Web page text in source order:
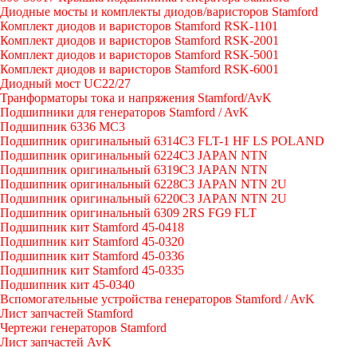
Диодные мосты и комплекты диодов/варисторов Stamford
Комплект диодов и варисторов Stamford RSK-1101
Комплект диодов и варисторов Stamford RSK-2001
Комплект диодов и варисторов Stamford RSK-5001
Комплект диодов и варисторов Stamford RSK-6001
Диодный мост UC22/27
Транформаторы тока и напряжения Stamford/AvK
Подшипники для генераторов Stamford / AvK
Подшипник 6336 МС3
Подшипник оригинальный 6314C3 FLT-1 HF LS POLAND
Подшипник оригинальный 6224С3 JAPAN NTN
Подшипник оригинальный 6319C3 JAPAN NTN
Подшипник оригинальный 6228C3 JAPAN NTN 2U
Подшипник оригинальный 6220C3 JAPAN NTN 2U
Подшипник оригинальный 6309 2RS FG9 FLT
Подшипник кит Stamford 45-0418
Подшипник кит Stamford 45-0320
Подшипник кит Stamford 45-0336
Подшипник кит Stamford 45-0335
Подшипник кит 45-0340
Вспомогательные устройства генераторов Stamford / AvK
Лист запчастей Stamford
Чертежи генераторов Stamford
Лист запчастей AvK